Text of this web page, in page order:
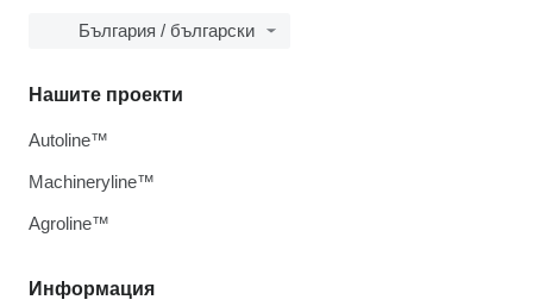
България / български
Информация
Нашите проекти
Autoline™
Machineryline™
Agroline™